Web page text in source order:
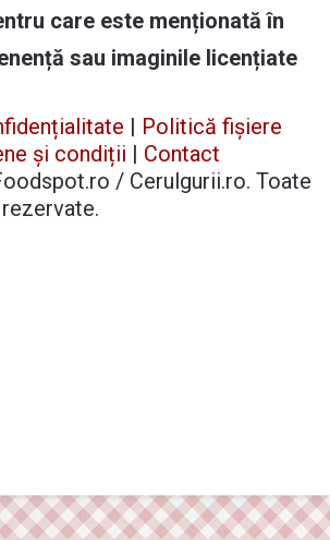
care este menționată în
sau imaginile licențiate
| Politică fișiere
și condiții | Contact
/ Cerulgurii.ro. Toate